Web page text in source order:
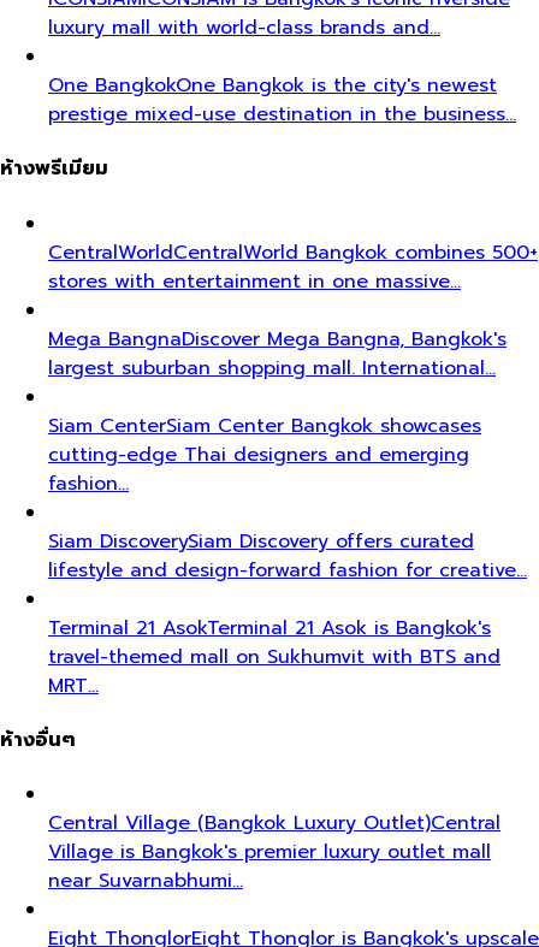
luxury mall with world-class brands and…
One BangkokOne Bangkok is the city's newest
prestige mixed-use destination in the business…
ห้างพรีเมียม
CentralWorldCentralWorld Bangkok combines 500+
stores with entertainment in one massive…
Mega BangnaDiscover Mega Bangna, Bangkok's
largest suburban shopping mall. International…
Siam CenterSiam Center Bangkok showcases
cutting-edge Thai designers and emerging
fashion…
Siam DiscoverySiam Discovery offers curated
lifestyle and design-forward fashion for creative…
Terminal 21 AsokTerminal 21 Asok is Bangkok's
travel-themed mall on Sukhumvit with BTS and
MRT…
ห้างอื่นๆ
Central Village (Bangkok Luxury Outlet)Central
Village is Bangkok's premier luxury outlet mall
near Suvarnabhumi…
Eight ThonglorEight Thonglor is Bangkok's upscale